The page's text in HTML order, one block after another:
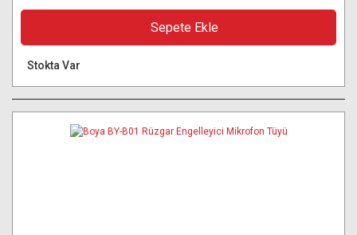
Sepete Ekle
Stokta Var